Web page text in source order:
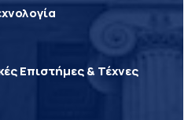
Επιστήμες & Τέχνες